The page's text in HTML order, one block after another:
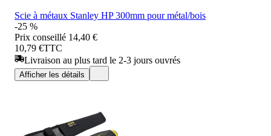
Scie à métaux Stanley HP 300mm pour métal/bois
-25 %
Prix conseillé 14,40 €
10,79 €TTC
Livraison au plus tard le 2-3 jours ouvrés
Afficher les détails